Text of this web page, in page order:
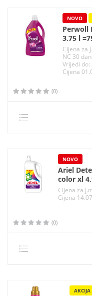
NOVO
Perwoll
3,75 l
Cijena za
NC 30
Vrijedi do:
Cijena
(0)
NOVO
Ariel
color xl
Cijena za
Cijena
(0)